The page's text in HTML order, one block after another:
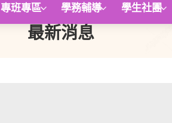
專班專區 學務輔導 學生社團
最新消息